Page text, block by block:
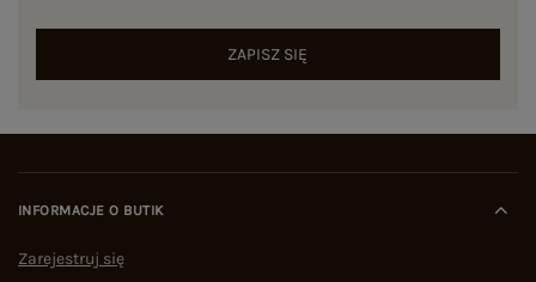
ZAPISZ SIĘ
INFORMACJE O BUTIK
Zarejestruj się